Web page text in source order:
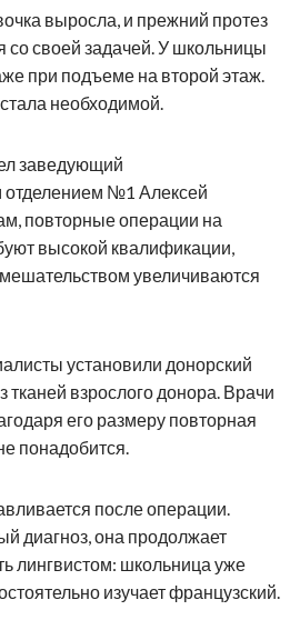
выросла, и прежний протез
со своей задачей. У школьницы
при подъеме на второй этаж.
необходимой.
заведующий
отделением №1 Алексей
повторные операции на
высокой квалификации,
увеличиваются
установили донорский
тканей взрослого донора. Врачи
его размеру повторная
понадобится.
после операции.
диагноз, она продолжает
лингвистом: школьница уже
изучает французский.